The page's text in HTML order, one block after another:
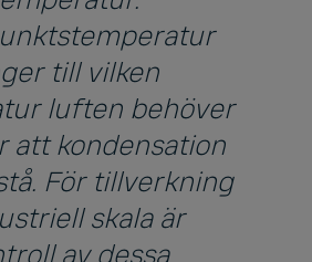
till vilken
luften behöver
att kondensation
För tillverkning
skala är